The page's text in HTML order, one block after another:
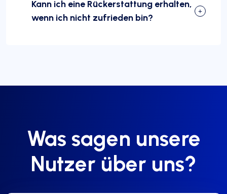
Kann ich eine Rückerstattung erhalten,
wenn ich nicht zufrieden bin?
Was sagen unsere
Nutzer über uns?